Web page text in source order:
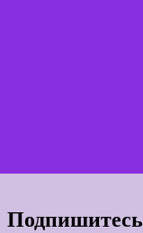
Подпишитесь